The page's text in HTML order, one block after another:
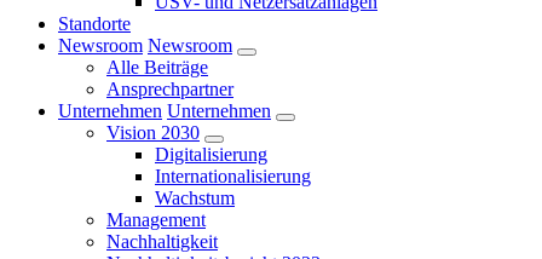
Standorte
Newsroom Newsroom
Alle Beiträge
Ansprechpartner
Unternehmen Unternehmen
Vision 2030
Digitalisierung
Internationalisierung
Wachstum
Management
Nachhaltigkeit